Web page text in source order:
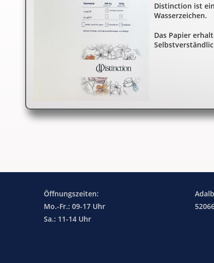
Distinction ist
Wasserzeichen.
Das Papier
Öffnungszeiten:
Mo.-Fr.: 09-17 Uhr
Sa.: 11-14 Uhr